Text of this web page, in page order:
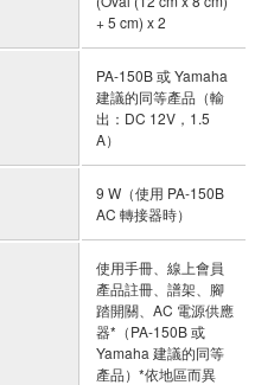
+ 5 cm) x 2
PA-150B 或 Yamaha
建議的同等產品（輸
出：DC 12V，1.5
A）
9 W（使用 PA-150B
AC 轉接器時）
使用手冊、線上會員
產品註冊、譜架、腳
踏開關、AC 電源供應
器*（PA-150B 或
Yamaha 建議的同等
產品）*依地區而異